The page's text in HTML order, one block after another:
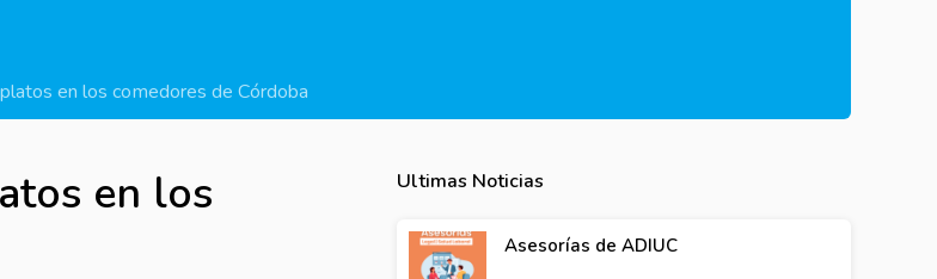
en los comedores de Córdoba
en los
Ultimas Noticias
Asesorías de ADIUC